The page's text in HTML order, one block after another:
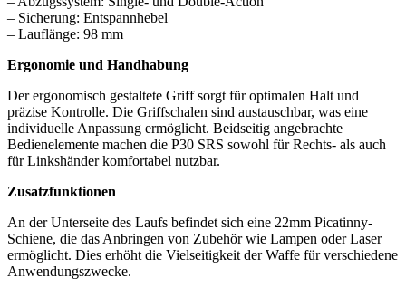
– Sicherung: Entspannhebel
– Lauflänge: 98 mm
Ergonomie und Handhabung
Der ergonomisch gestaltete Griff sorgt für optimalen Halt und
präzise Kontrolle. Die Griffschalen sind austauschbar, was eine
individuelle Anpassung ermöglicht. Beidseitig angebrachte
Bedienelemente machen die P30 SRS sowohl für Rechts- als auch
für Linkshänder komfortabel nutzbar.
Zusatzfunktionen
An der Unterseite des Laufs befindet sich eine 22mm Picatinny-
Schiene, die das Anbringen von Zubehör wie Lampen oder Laser
ermöglicht. Dies erhöht die Vielseitigkeit der Waffe für verschiedene
Anwendungszwecke.